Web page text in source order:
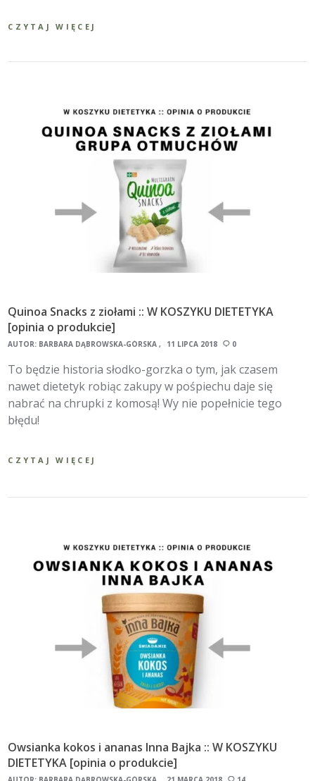
CZYTAJ WIĘCEJ
Quinoa Snacks z ziołami :: W KOSZYKU DIETETYKA
[opinia o produkcie]
AUTOR: BARBARA DĄBROWSKA-GÓRSKA 11 LIPCA 2018 0
To będzie historia słodko-gorzka o tym, jak czasem
nawet dietetyk robiąc zakupy w pośpiechu daje się
nabrać na chrupki z komosą! Wy nie popełnicie tego
błędu!
CZYTAJ WIĘCEJ
Owsianka kokos i ananas Inna Bajka :: W KOSZYKU
DIETETYKA [opinia o produkcie]